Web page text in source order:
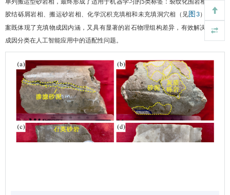
胶结砾屑岩相、搬运砂岩相、化学沉积充填相和未充填洞穴相（见图3）。此方
案既体现了充填物成因内涵，又具有显著的岩石物理组构差异，有效解决了传统
成因分类在人工智能应用中的适配性问题。